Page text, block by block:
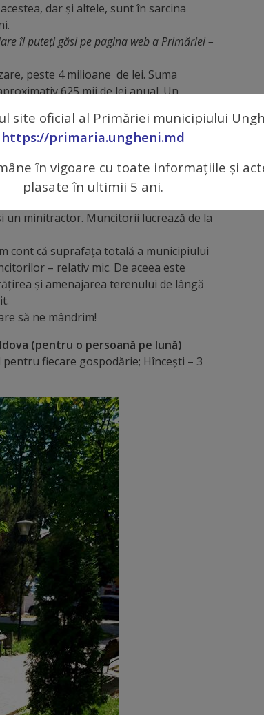
dar și altele, sunt în sarcina
îl puteți găsi pe pagina web a Primăriei –
peste 4 milioane de lei. Suma
625 mii de lei anual. Un
salubrizare, ajung doar pentru două
amenajare sunt antrenați la cosirea
la curățarea trotuarelor și părții
de flori. Tot ei mătură și adună
și chiar pe drum.
un minitractor. Muncitorii lucrează de la
cont că suprafața totală a municipiului
– relativ mic. De aceea este
și amenajarea terenului de lângă
să ne mândrim!
(pentru o persoană pe lună)
pentru fiecare gospodărie; Hîncești – 3
site oficial al Primăriei municipiului
https://primaria.ungheni.md
în vigoare cu toate informațiile și
plasate în ultimii 5 ani.